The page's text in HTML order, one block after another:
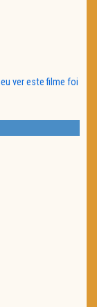
ver este filme foi